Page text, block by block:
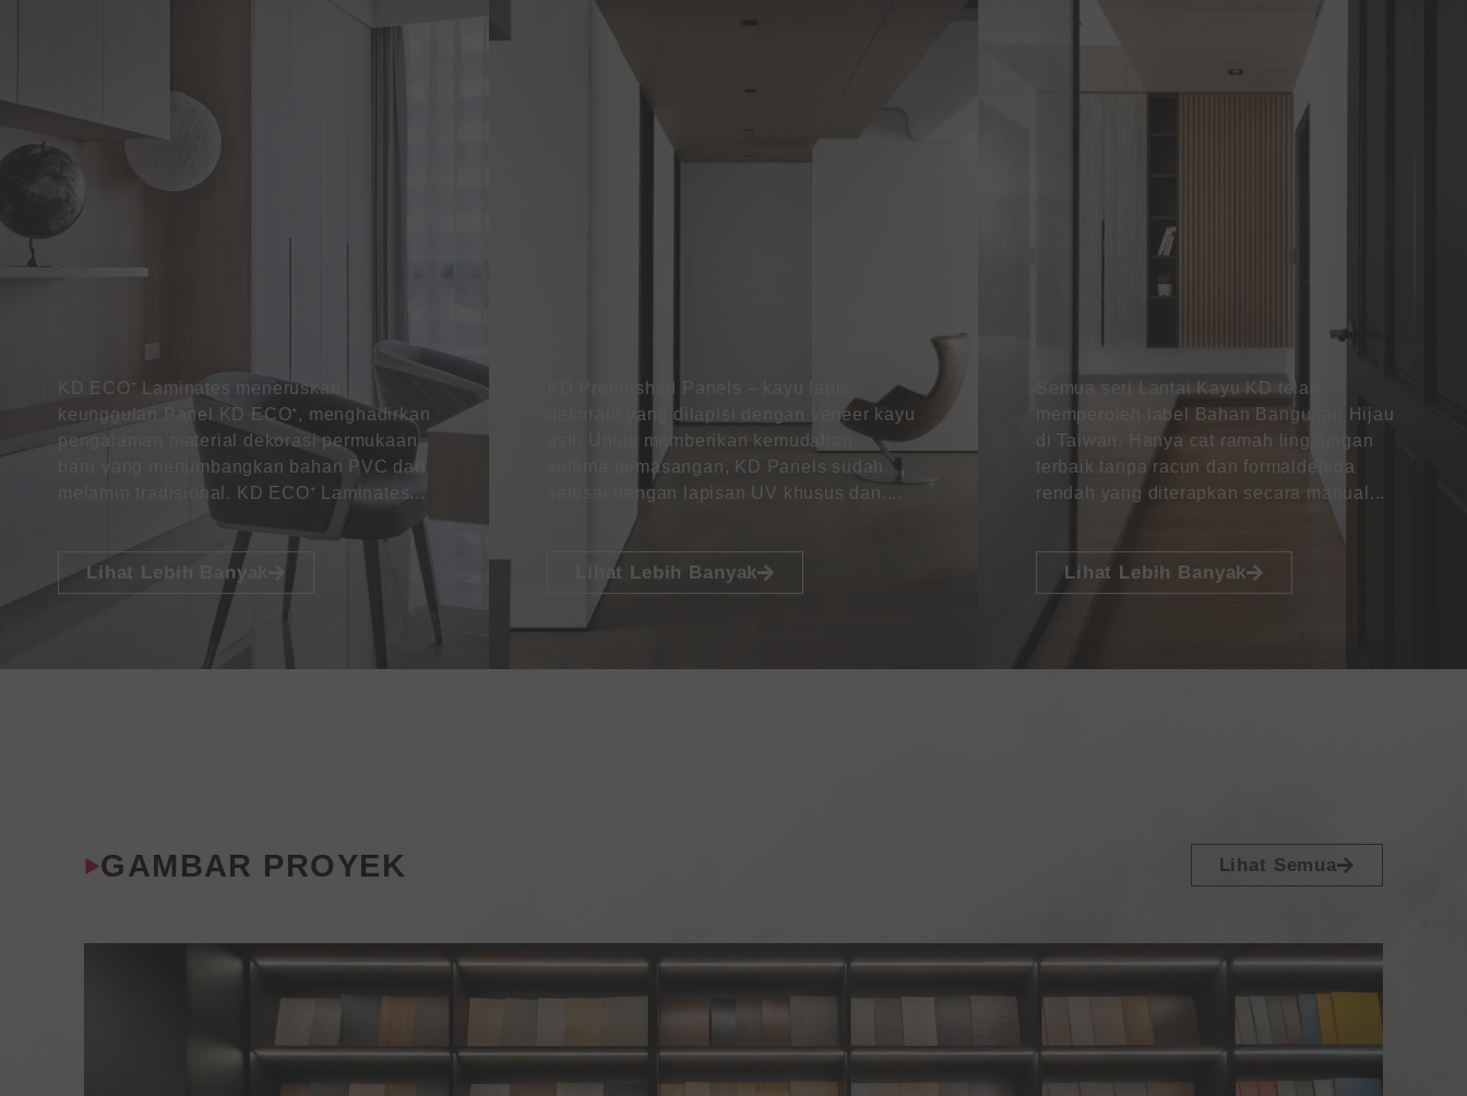
KD ECO⁺ Laminates meneruskan
keunggulan Panel KD ECO⁺, menghadirkan
pengalaman material dekorasi permukaan
baru yang menumbangkan bahan PVC dan
melamin tradisional. KD ECO⁺ Laminates...
Lihat Lebih Banyak
KD Prefinished Panels – kayu lapis
dekoratif yang dilapisi dengan veneer kayu
asli. Untuk memberikan kemudahan
selama pemasangan, KD Panels sudah
selesai dengan lapisan UV khusus dan....
Lihat Lebih Banyak
Semua seri Lantai Kayu KD telah
memperoleh label Bahan Bangunan Hijau
di Taiwan. Hanya cat ramah lingkungan
terbaik tanpa racun dan formaldehida
rendah yang diterapkan secara manual...
Lihat Lebih Banyak
GAMBAR PROYEK Lihat Semua